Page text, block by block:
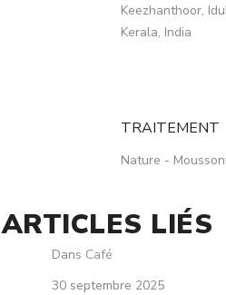
Keezhanthoor,
Kerala, India
TRAITEMENT
Nature -
ARTICLES LIÉS
Dans Café
30 septembre 2025